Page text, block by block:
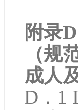
附录D
（规
成人
D．1